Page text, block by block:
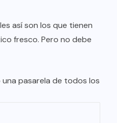
así son los que tienen
fresco. Pero no debe
pasarela de todos los